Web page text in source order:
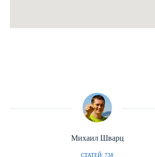
Михаил Шварц
СТАТЕЙ: 738